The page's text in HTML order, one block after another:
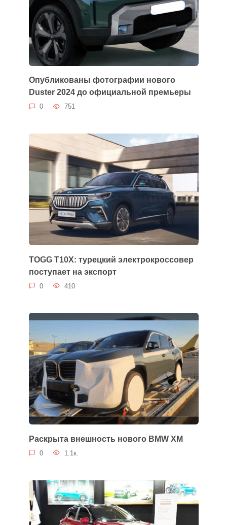
Опубликованы фотографии нового
Duster 2024 до официальной премьеры
0 751
TOGG T10X: турецкий электрокроссовер
поступает на экспорт
0 410
Раскрыта внешность нового BMW XM
0 1.1к.